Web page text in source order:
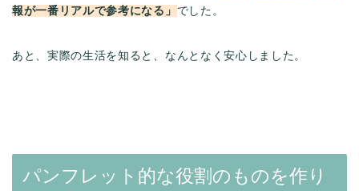
報が一番リアルで参考になる」 でした。
あと、実際の生活を知ると、なんとなく安心しました。
パンフレット的な役割のものを作り